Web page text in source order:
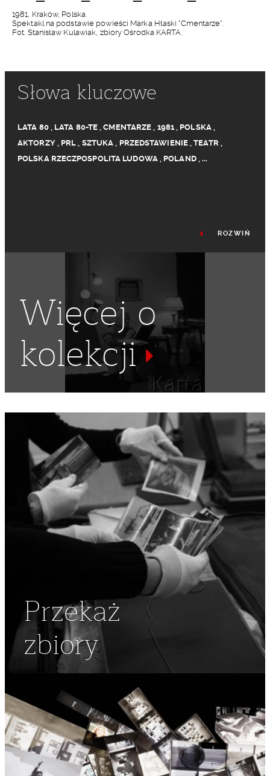
1981, Kraków, Polska.
Spektakl na podstawie powieści Marka Hłaski "Cmentarze".
Fot. Stanisław Kulawiak, zbiory Ośrodka KARTA.
Słowa kluczowe
LATA 80, LATA 80-TE ,CMENTARZE , 1981, POLSKA,
AKTORZY, PRL , SZTUKA , PRZEDSTAWIENIE,TEATR,
POLSKA RZECZPOSPOLITA LUDOWA, POLAND,...
1974-1990 STANISŁAW KULAWIAK,
ROZWIŃ
Więcej o
kolekcji
Przekaż
zbiory